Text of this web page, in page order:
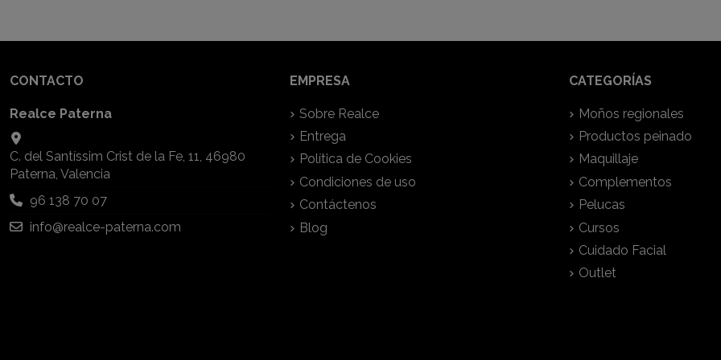
CONTACTO
Realce Paterna
C. del Santíssim Crist de la Fe, 11, 46980
Paterna, Valencia
96 138 70 07
info@realce-paterna.com
EMPRESA
Sobre Realce
Entrega
Política de Cookies
Condiciones de uso
Contáctenos
Blog
CATEGORÍAS
Moños regionales
Productos peinado
Maquillaje
Complementos
Pelucas
Cursos
Cuidado Facial
Outlet